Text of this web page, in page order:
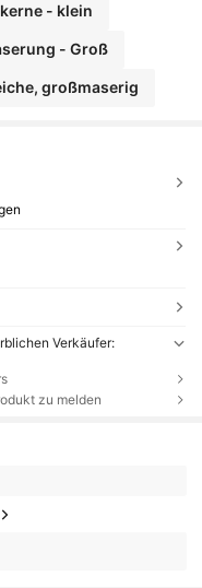
- klein
- Groß
großmaserig
Verkäufer:
zu melden